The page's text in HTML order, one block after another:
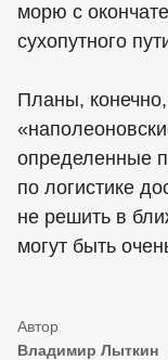
морю с
сухопутного
Планы, конечно,
определенные
по логистике
не решить в
могут быть
Владимир Лыткин